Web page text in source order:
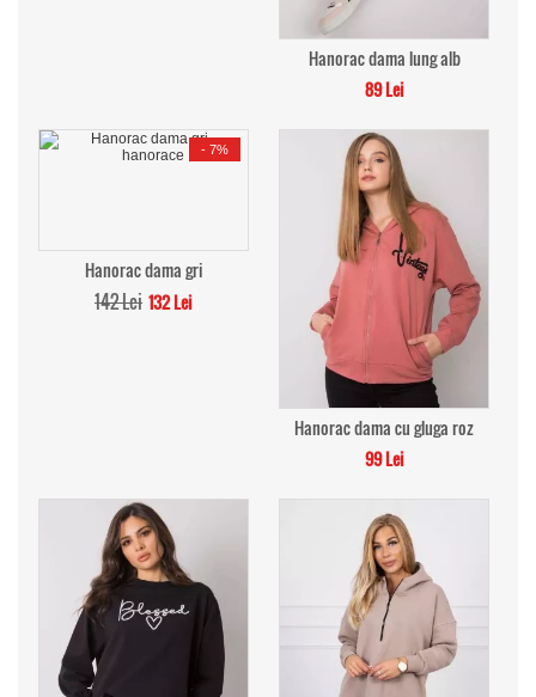
Hanorac dama lung alb
89 Lei
- 7%
Hanorac dama gri
142 Lei 132 Lei
Hanorac dama cu gluga roz
99 Lei